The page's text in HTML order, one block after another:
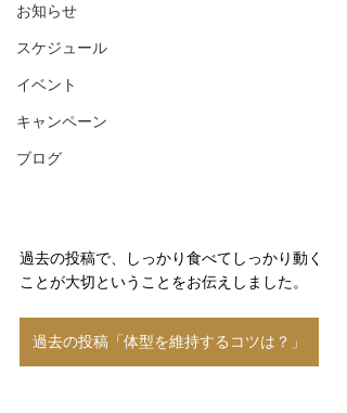
お知らせ
スケジュール
イベント
キャンペーン
ブログ
過去の投稿で、しっかり食べてしっかり動く
ことが大切ということをお伝えしました。
過去の投稿「体型を維持するコツは？」